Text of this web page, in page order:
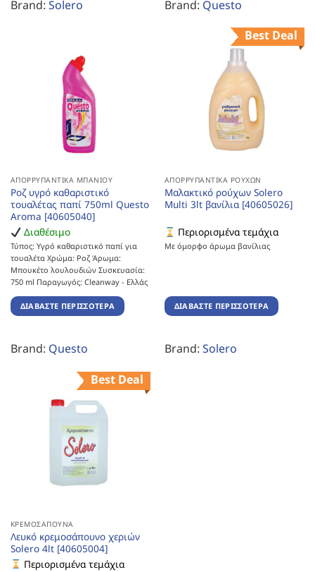
Brand: Solero Brand: Questo
ΑΠΟΡΡΥΠΑΝΤΙΚΆ ΜΠΆΝΙΟΥ
Ροζ υγρό καθαριστικό
τουαλέτας παπί 750ml Questo
Aroma [40605040]
Διαθέσιμο
Τύπος: Υγρό καθαριστικό παπί για
τουαλέτα Χρώμα: Ροζ Άρωμα:
Μπουκέτο λουλουδιών Συσκευασία:
750 ml Παραγωγός: Cleanway - Ελλάς
ΔΙΑΒΆΣΤΕ ΠΕΡΙΣΣΌΤΕΡΑ
Brand: Questo
Best Deal
ΑΠΟΡΡΥΠΑΝΤΙΚΆ ΡΟΎΧΩΝ
Μαλακτικό ρούχων Solero
Multi 3lt βανίλια [40605026]
Περιορισμένα τεμάχια
Με όμορφο άρωμα βανίλιας
ΔΙΑΒΆΣΤΕ ΠΕΡΙΣΣΌΤΕΡΑ
Brand: Solero
Best Deal
ΚΡΕΜΟΣΆΠΟΥΝΑ
Λευκό κρεμοσάπουνο χεριών
Solero 4lt [40605004]
Περιορισμένα τεμάχια